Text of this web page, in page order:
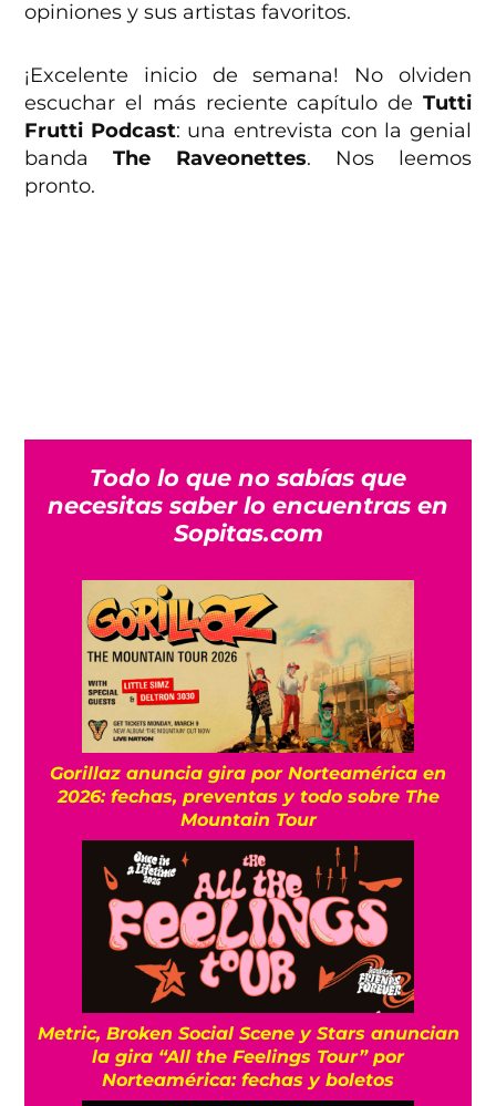
opiniones y sus artistas favoritos.
¡Excelente inicio de semana! No olviden
escuchar el más reciente capítulo de Tutti
Frutti Podcast: una entrevista con la genial
bandaThe Raveonettes. Nos leemos
pronto.
Todo lo que no sabías que
necesitas saber lo encuentras en
Sopitas.com
Gorillaz anuncia gira por Norteamérica en
2026: fechas, preventas y todo sobre The
Mountain Tour
Metric, Broken Social Scene y Stars anuncian
la gira “All the Feelings Tour” por
Norteamérica: fechas y boletos